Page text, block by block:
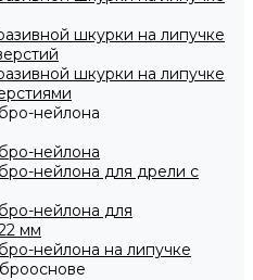
шкурки на липучке
шкурки на липучке
нейлона
нейлона
нейлона для дрели с
нейлона для
мм
нейлона на липучке